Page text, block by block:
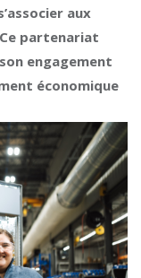
aux
partenariat
engagement
économique